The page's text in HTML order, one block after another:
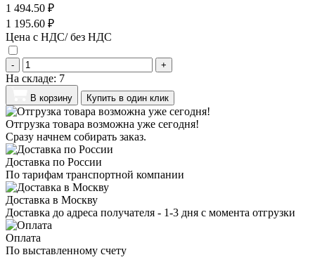
1 494.50 ₽
1 195.60 ₽
Цена с НДС/ без НДС
- +
На складе: 7
В корзину Купить в один клик
Отгрузка товара возможна уже сегодня!
Сразу начнем собирать заказ.
Доставка по России
По тарифам транспортной компании
Доставка в Москву
Доставка до адреса получателя - 1-3 дня с момента отгрузки
Оплата
По выставленному счету